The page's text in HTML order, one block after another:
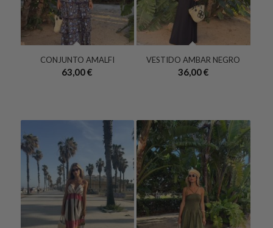
CONJUNTO AMALFI
63,00€
VESTIDO AMBAR NEGRO
36,00€